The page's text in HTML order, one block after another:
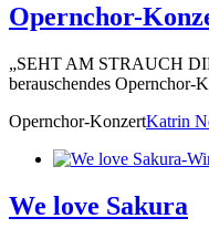
Opernchor-
„SEHT AM STRAUCH
berauschendes Opernchor-
Opernchor-KonzertKatrin
We love Sakura